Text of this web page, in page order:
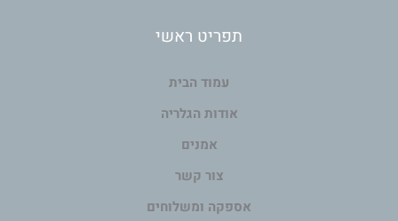
תפריט ראשי
עמוד הבית
אודות הגלריה
אמנים
צור קשר
אספקה ומשלוחים